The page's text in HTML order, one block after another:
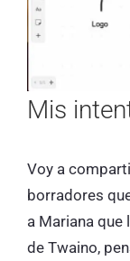
Mis
Voy a
borradores
a Mariana que
de Twaino,